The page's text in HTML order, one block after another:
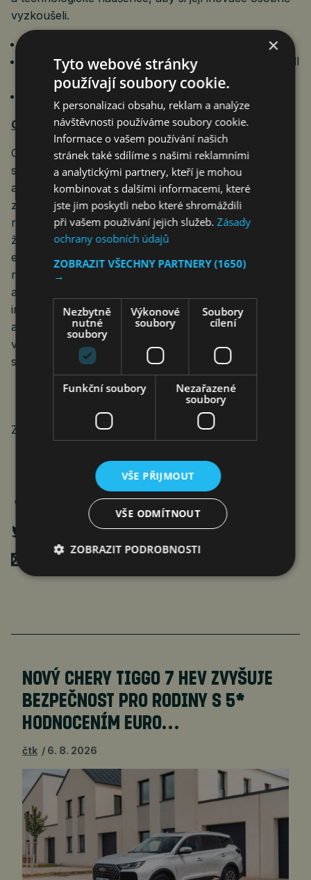
vyzkoušeli.
Místo konání: Taipei Nangang Exhibition Center, Hall
Stánek: L1311
O značce Genius
Genius byla založena v roce 1985 a je přední
světovou značkou v oblasti počítačových, mobilních
a herních periferií. Genius působí ve více než 40
zemích světa a specializuje se na poskytování
různých komplexních řešení pro firemní využití,
životní styl a mobilní a herní periferie. Genius nově
expanduje také do oblasti AI a stal se první značkou
na světě, která nabízí periferie s podporou AI
asistenta Copilot. Genius se zavázal k neustálým
inovacím, vysoce kvalitním výrobním procesům
a službám zaměřeným na zákazníky. Věnuje se
vytváření výjimečných digitálních zážitků pro
spotřebitele po celém světě.
Zdroj: Genius
Poslat mailem
NOVÝ CHERY TIGGO 7 HEV ZVYŠUJE
BEZPEČNOST PRO RODINY S 5*
HODNOCENÍM EURO…
čtk 6. 8. 2026
×
Tyto webové stránky
používají soubory cookie.
K personalizaci obsahu, reklam a analýze
návštěvnosti používáme soubory cookie.
Informace o vašem používání našich
stránek také sdílíme s našimi reklamními
a analytickými partnery, kteří je mohou
kombinovat s dalšími informacemi, které
jste jim poskytli nebo které shromáždili
při vašem používání jejich služeb.Zásady
ochrany osobních údajů
ZOBRAZIT VŠECHNY PARTNERY(1650)
→
Nezbytně
nutné
soubory
Výkonové
soubory
Soubory
cílení
Funkční soubory
Nezařazené
soubory
VŠE PŘIJMOUT
VŠE ODMÍTNOUT
ZOBRAZIT PODROBNOSTI